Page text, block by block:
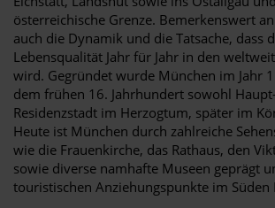
österreichische Grenze. Bemerkenswert
auch die Dynamik und die Tatsache, dass
Lebensqualität Jahr für Jahr in den
wird. Gegründet wurde München im Jahr
dem frühen 16. Jahrhundert sowohl
Residenzstadt im Herzogtum, später im
Heute ist München durch zahlreiche
wie die Frauenkirche, das Rathaus, den
sowie diverse namhafte Museen geprägt
touristischen Anziehungspunkte im Süden